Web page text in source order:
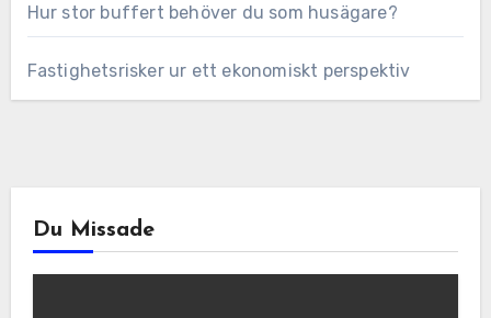
Hur stor buffert behöver du som husägare?
Fastighetsrisker ur ett ekonomiskt perspektiv
Du Missade